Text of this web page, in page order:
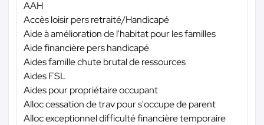
AAH
Accès loisir pers retraité/Handicapé
Aide à amélioration de l'habitat pour les familles
Aide financière pers handicapé
Aides famille chute brutal de ressources
Aides FSL
Aides pour propriétaire occupant
Alloc cessation de trav pour s'occupe de parent
Alloc exceptionnel difficulté financière temporaire